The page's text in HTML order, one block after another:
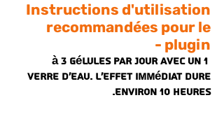
Instructions d'utilisation
recommandées pour le
plugin -
1 à 3 gélules par jour avec un
verre d'eau. L'effet immédiat dure
environ 10 heures.